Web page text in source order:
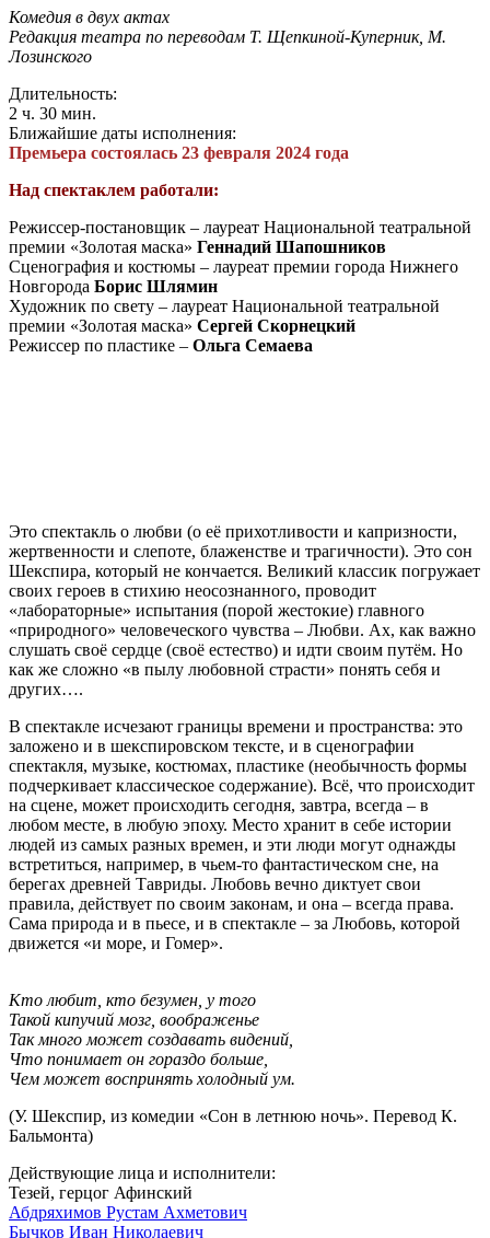
Комедия в двух актах
Редакция театра по переводам Т. Щепкиной-Куперник, М.
Лозинского
Длительность:
2 ч. 30 мин.
Ближайшие даты исполнения:
Премьера состоялась 23 февраля 2024 года
Над спектаклем работали:
Режиссер-постановщик – лауреат Национальной театральной
премии «Золотая маска» Геннадий Шапошников
Сценография и костюмы – лауреат премии города Нижнего
Новгорода Борис Шлямин
Художник по свету – лауреат Национальной театральной
премии «Золотая маска» Сергей Скорнецкий
Режиссер по пластике – Ольга Семаева
Это спектакль о любви (о её прихотливости и капризности,
жертвенности и слепоте, блаженстве и трагичности). Это сон
Шекспира, который не кончается. Великий классик погружает
своих героев в стихию неосознанного, проводит
«лабораторные» испытания (порой жестокие) главного
«природного» человеческого чувства – Любви. Ах, как важно
слушать своё сердце (своё естество) и идти своим путём. Но
как же сложно «в пылу любовной страсти» понять себя и
других….
В спектакле исчезают границы времени и пространства: это
заложено и в шекспировском тексте, и в сценографии
спектакля, музыке, костюмах, пластике (необычность формы
подчеркивает классическое содержание). Всё, что происходит
на сцене, может происходить сегодня, завтра, всегда – в
любом месте, в любую эпоху. Место хранит в себе истории
людей из самых разных времен, и эти люди могут однажды
встретиться, например, в чьем-то фантастическом сне, на
берегах древней Тавриды. Любовь вечно диктует свои
правила, действует по своим законам, и она – всегда права.
Сама природа и в пьесе, и в спектакле – за Любовь, которой
движется «и море, и Гомер».
Кто любит, кто безумен, у того
Такой кипучий мозг, воображенье
Так много может создавать видений,
Что понимает он гораздо больше,
Чем может воспринять холодный ум.
(У. Шекспир, из комедии «Сон в летнюю ночь». Перевод К.
Бальмонта)
Действующие лица и исполнители:
Тезей, герцог Афинский
Абдряхимов Рустам Ахметович
Бычков Иван Николаевич